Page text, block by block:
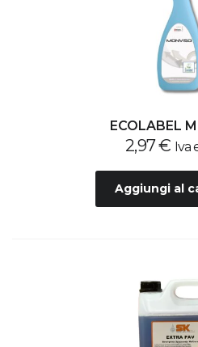
ECOLABEL
2,97€ Iva
Aggiungi al